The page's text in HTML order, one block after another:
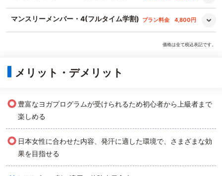
マンスリーメンバー・4(フルタイム学割) プラン料金 4,800円
価格は全て税込表記です。
メリット・デメリット
○ 豊富なヨガプログラムが受けられるため初心者から上級者まで
楽しめる
○ 日本女性に合わせた内容、発汗に適した環境で、さまざまな効
果を目指せる